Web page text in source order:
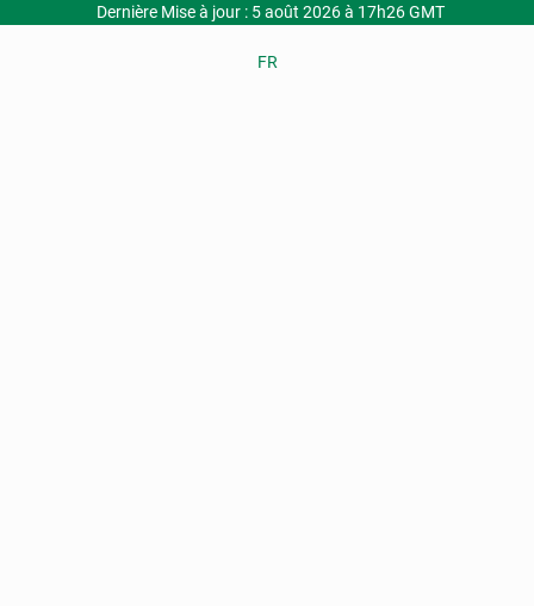
Dernière Mise à jour : 5 août 2026 à 17h26 GMT
FR